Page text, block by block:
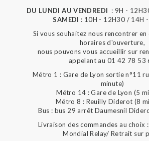
DU LUNDI AU VENDREDI : 9H -
SAMEDI : 10H - 12H30 / 14H
Si vous souhaitez nous rencontrer en
horaires d'ouverture,
nous pouvons vous accueillir sur
appelant au 01 42 78 53
Métro 1 : Gare de Lyon sortie n°11
minute)
Métro 14 : Gare de Lyon (5
Métro 8 : Reuilly Diderot (8
Bus : bus 29 arrêt Daumesnil
Livraison des commandes au choix
Mondial Relay/ Retrait sur